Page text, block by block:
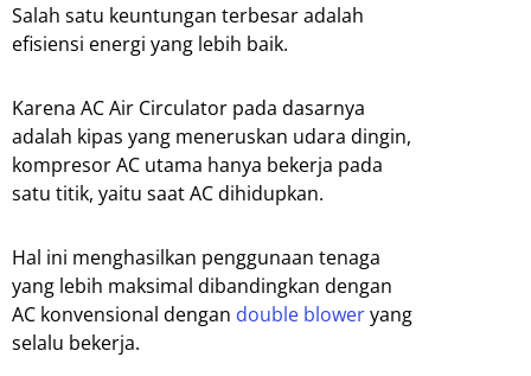
Salah satu keuntungan terbesar adalah
efisiensi energi yang lebih baik.
Karena AC Air Circulator pada dasarnya
adalah kipas yang meneruskan udara dingin,
kompresor AC utama hanya bekerja pada
satu titik, yaitu saat AC dihidupkan.
Hal ini menghasilkan penggunaan tenaga
yang lebih maksimal dibandingkan dengan
AC konvensional dengan double bloweryang
selalu bekerja.